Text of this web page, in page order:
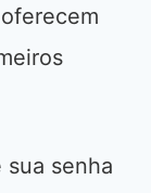
senha